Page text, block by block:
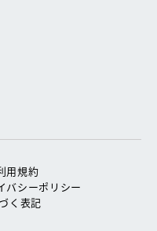
用規約
バシーポリシー
く表記